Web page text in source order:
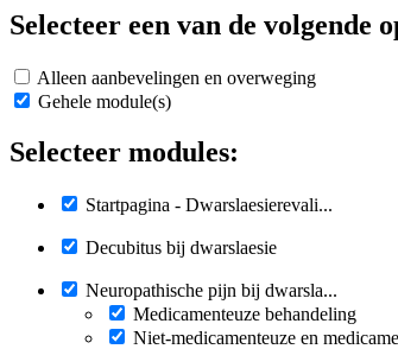
Selecteer een van de volgende
Alleen aanbevelingen en overweging
Gehele module(s)
Selecteer modules:
Startpagina - Dwarslaesierevali...
Decubitus bij dwarslaesie
Neuropathische pijn bij dwarsla...
Medicamenteuze behandeling
Niet-medicamenteuze en